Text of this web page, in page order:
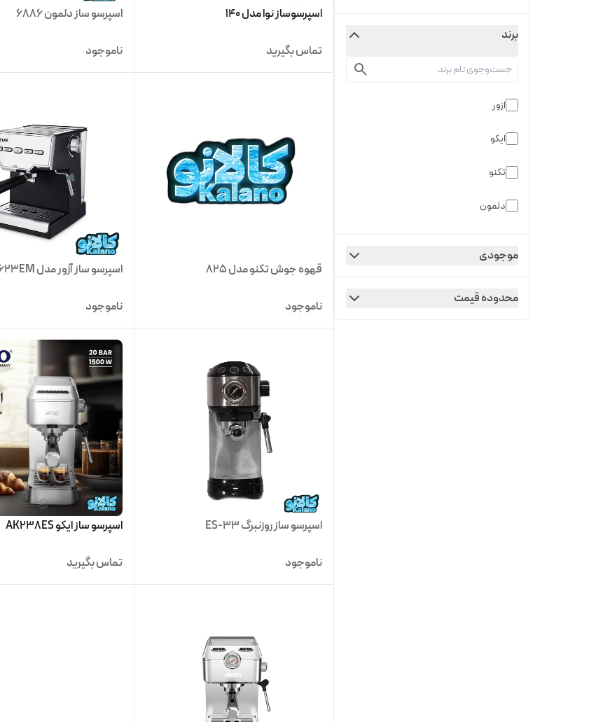
برند
ازور
ایکو
تکنو
دلمون
نوا
موجودی
محدوده قیمت
اسپرسوساز نوا مدل 140
تماس بگیرید
اسپرسو ساز دلمون 6886
ناموجود
قهوه جوش تکنو مدل 825
ناموجود
اسپرسو ساز آزور مدل AZ-623EM
ناموجود
اسپرسو ساز روزنبرگ ES-33
ناموجود
اسپرسو ساز ایکو AK238ES
تماس بگیرید